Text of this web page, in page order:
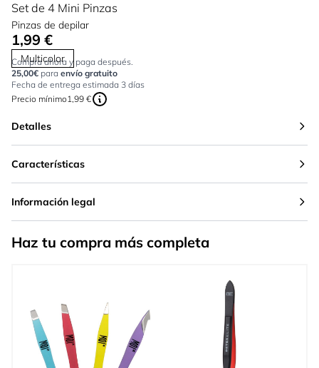
Set de 4 Mini Pinzas
Pinzas de depilar
1,99 €
Multicolor
Compra ahora y paga después.
25,00€ para envío gratuito
Fecha de entrega estimada 3 días
Precio mínimo1,99 €
Detalles
Características
Información legal
Haz tu compra más completa